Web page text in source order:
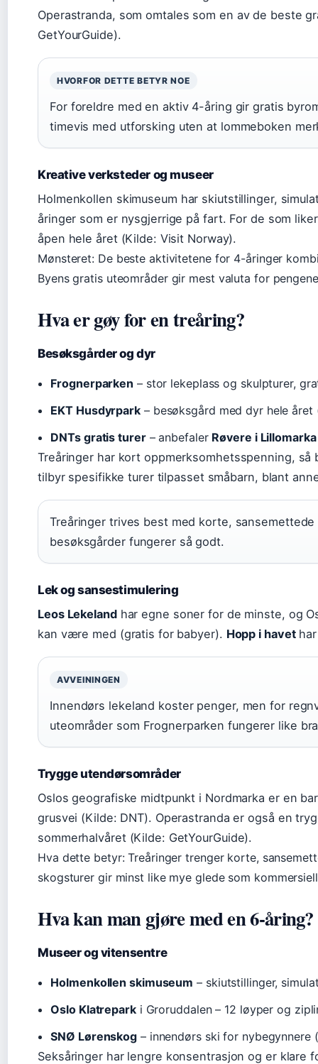
Operastranda, som omtales som en av de beste
GetYourGuide).
HVORFOR DETTE BETYR NOE
For foreldre med en aktiv 4-åring gir gratis
timevis med utforsking uten at lommeboken
Kreative verksteder og museer
Holmenkollen skimuseum har skiutstillinger,
åringer som er nysgjerrige på fart. For de som
åpen hele året (Kilde: Visit Norway).
Mønsteret: De beste aktivitetene for 4-åringer
Byens gratis uteområder gir mest valuta for
Hva er gøy for en treåring?
Besøksgårder og dyr
Frognerparken – stor lekeplass og skulpturer,
EKT Husdyrpark – besøksgård med dyr hele
DNTs gratis turer– anbefaler Røvere i Lillomarka
Treåringer har kort oppmerksomhetsspenning, så
tilbyr spesifikke turer tilpasset småbarn, blant
Treåringer trives best med korte,
besøksgårder fungerer så godt.
Lek og sansestimulering
Leos Lekelandhar egne soner for de minste, og
kan være med (gratis for babyer). Hopp i havethar
AVVEININGEN
Innendørs lekeland koster penger, men for
uteområder som Frognerparken fungerer like
Trygge utendørsområder
Oslos geografiske midtpunkt i Nordmarka er en
grusvei (Kilde: DNT). Operastranda er også en
sommerhalvåret (Kilde: GetYourGuide).
Hva dette betyr: Treåringer trenger korte,
skogsturer gir minst like mye glede som
Hva kan man gjøre med en 6-åring?
Museer og vitensentre
Holmenkollen skimuseum – skiutstillinger,
Oslo Klatreparki Groruddalen – 12 løyper og
SNØ Lørenskog – innendørs ski for nybegynnere
Seksåringer har lengre konsentrasjon og er klare